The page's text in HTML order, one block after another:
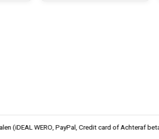
WERO, PayPal, Credit card of Achteraf betalen)